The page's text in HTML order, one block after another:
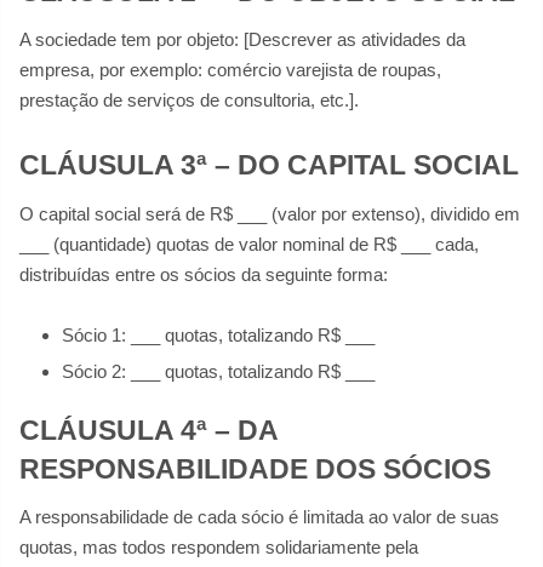
A sociedade tem por objeto: [Descrever as atividades da
empresa, por exemplo: comércio varejista de roupas,
prestação de serviços de consultoria, etc.].
CLÁUSULA 3ª – DO CAPITAL SOCIAL
O capital social será de R$ ___ (valor por extenso), dividido em
___ (quantidade) quotas de valor nominal de R$ ___ cada,
distribuídas entre os sócios da seguinte forma:
Sócio 1: ___ quotas, totalizando R$ ___
Sócio 2: ___ quotas, totalizando R$ ___
CLÁUSULA 4ª – DA
RESPONSABILIDADE DOS SÓCIOS
A responsabilidade de cada sócio é limitada ao valor de suas
quotas, mas todos respondem solidariamente pela